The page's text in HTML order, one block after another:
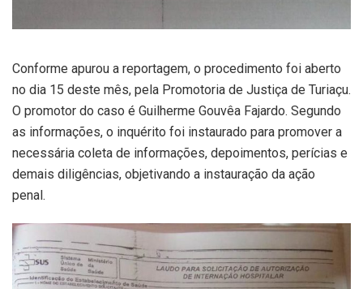
Conforme apurou a reportagem, o procedimento foi aberto
no dia 15 deste mês, pela Promotoria de Justiça de Turiaçu.
O promotor do caso é Guilherme Gouvêa Fajardo. Segundo
as informações, o inquérito foi instaurado para promover a
necessária coleta de informações, depoimentos, perícias e
demais diligências, objetivando a instauração da ação
penal.